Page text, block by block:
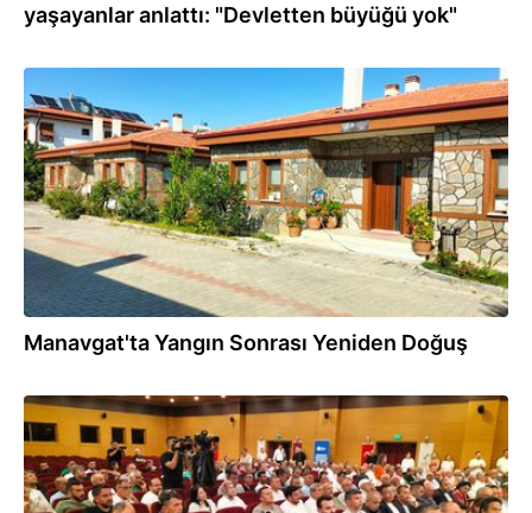
yaşayanlar anlattı: "Devletten büyüğü yok"
28.07.2026
Manavgat'ta Yangın Sonrası Yeniden Doğuş
28.07.2026